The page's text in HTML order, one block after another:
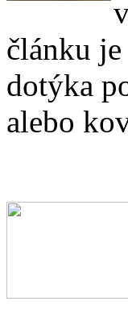
článku
dotýka
alebo